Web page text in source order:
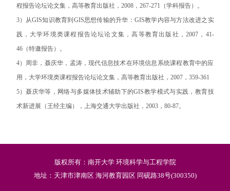
程报告论坛论文集，高等教育出版社，2008，267-271（学科报告）。
3）从GIS知识教育到GIS思想传输的升华：GIS教学内容与方法改进之实
践，大学环境类课程报告论坛论文集，高等教育出版社，2007，41-
46（特邀报告）。
4）周非，聂庆华，孟涛，现代信息技术在环境信息系统课程教育中的应
用，大学环境类课程报告论坛论文集，高等教育出版社，2007，359-361
5）聂庆华等，网络与多媒体技术辅助下的GIS教学模式与实践，教育技
术新进展（王经主编），上海交通大学出版社，2003，80-87。
版权所有：南开大学 环境科学与工程学院
地址：天津市津南区 海河教育园区 同砚路38号(300350)